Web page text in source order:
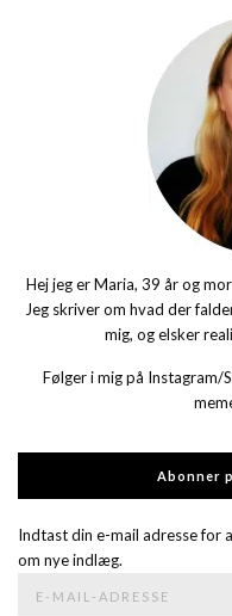
Hej jeg er Maria, 39 år og
Jeg skriver om hvad der
mig, og elsker
Følger i mig på Instagram/
Abonner
Indtast din e-mail adresse for
om nye indlæg.